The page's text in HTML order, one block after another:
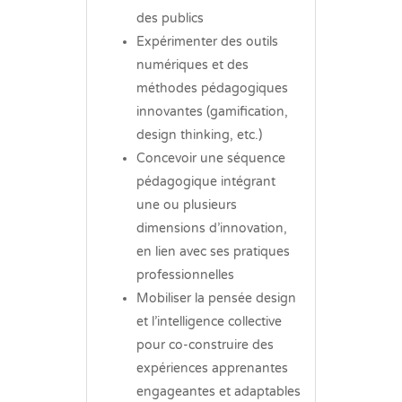
des publics
Expérimenter des outils
numériques et des
méthodes pédagogiques
innovantes (gamification,
design thinking, etc.)
Concevoir une séquence
pédagogique intégrant
une ou plusieurs
dimensions d’innovation,
en lien avec ses pratiques
professionnelles
Mobiliser la pensée design
et l’intelligence collective
pour co-construire des
expériences apprenantes
engageantes et adaptables